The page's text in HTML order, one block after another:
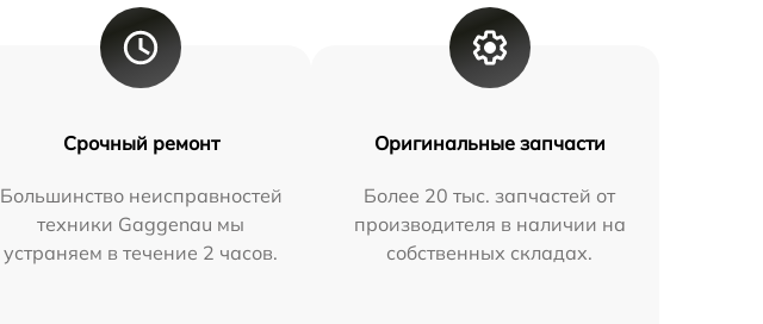
Срочный ремонт
Большинство неисправностей
техники Gaggenau мы
устраняем в течение 2 часов.
Оригинальные запчасти
Более 20 тыс. запчастей от
производителя в наличии на
собственных складах.